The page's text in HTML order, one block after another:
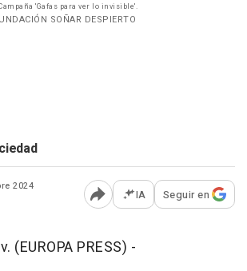
'Gafas para ver lo invisible'.
SOÑAR DESPIERTO
2024
Abrir opciones para
IA Seguir en
(EUROPA PRESS) -